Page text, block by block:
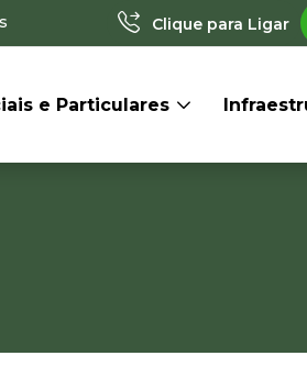
Clique para Ligar
e Particulares